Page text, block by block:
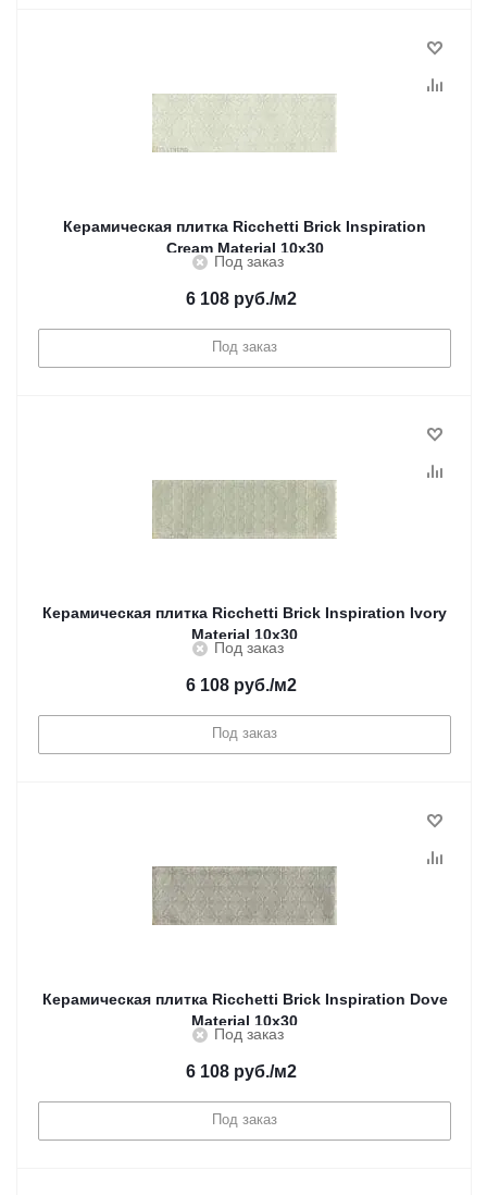
Керамическая плитка Ricchetti Brick Inspiration
Cream Material 10x30
Под заказ
6 108руб./м2
Под заказ
Керамическая плитка Ricchetti Brick Inspiration Ivory
Material 10x30
Под заказ
6 108руб./м2
Под заказ
Керамическая плитка Ricchetti Brick Inspiration Dove
Material 10x30
Под заказ
6 108руб./м2
Под заказ